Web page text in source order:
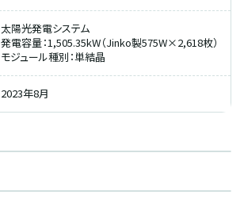
太陽光発電システム
発電容量：1,505.35kW（Jinko製575W×2,618枚）
モジュール種別：単結晶
2023年8月